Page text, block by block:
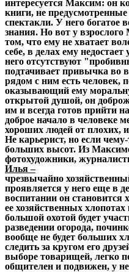
интересуется Максим: он
книги, не
спектакли. У него богатое
знания. Но вот у
том, что ему не хватает
себе, в делах ему
него отсутствуют
подтачивает привычка во
рядом с ним есть человек,
оказывающий ему
открытой душой, он
им и всегда готов прийти
доброе начало в человеке
хороших людей от плохих, и
Не карьерист, но если
больших высот. Из
фотохудожники,
Илья –
чрезвычайно
проявляется у него еще в
воспитании он
ее хозяйственных
большой охотой будет
разведении огорода,
вообще не будет больших
следить за кругом его
выборе товарищей, легко
общителен и подвижен, у